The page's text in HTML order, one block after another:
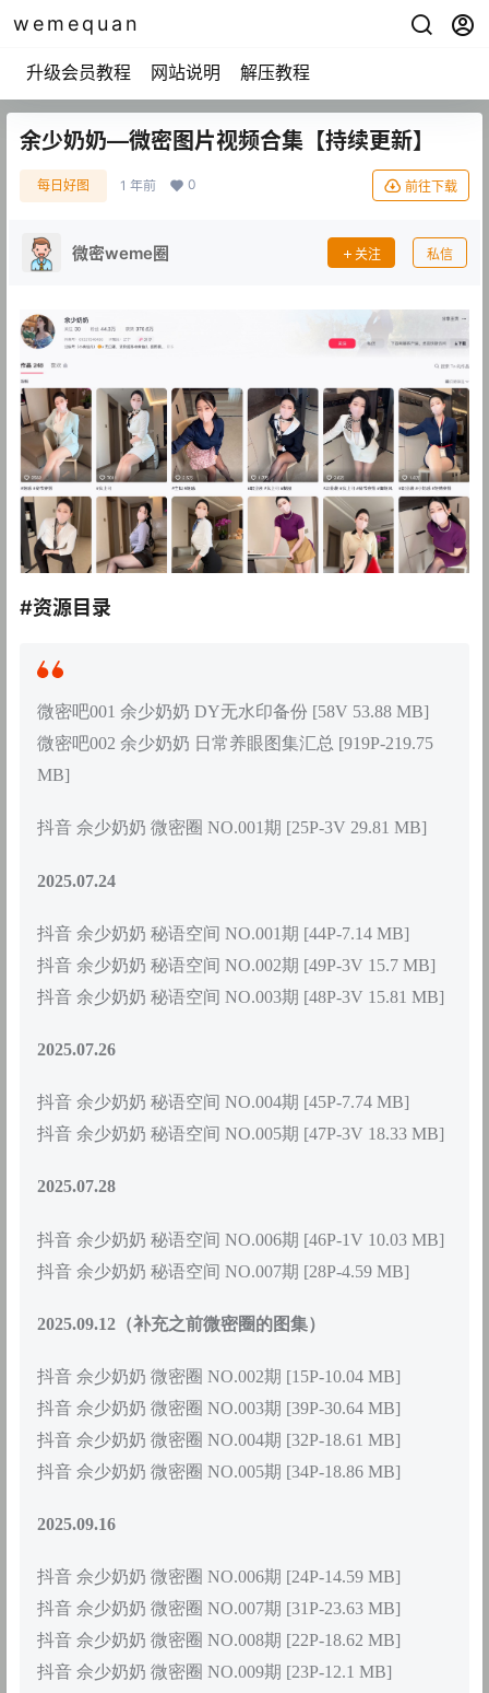
wemequan
升级会员教程 网站说明 解压教程
余少奶奶—微密图片视频合集【持续更新】
每日好图 1 年前 0 前往下载
微密weme圈 关注 私信
#资源目录
微密吧001 余少奶奶 DY无水印备份 [58V 53.88 MB]
微密吧002 余少奶奶 日常养眼图集汇总 [919P-219.75
MB]
抖音 佘少奶奶 微密圈 NO.001期 [25P-3V 29.81 MB]
2025.07.24
抖音 余少奶奶 秘语空间 NO.001期 [44P-7.14 MB]
抖音 余少奶奶 秘语空间 NO.002期 [49P-3V 15.7 MB]
抖音 余少奶奶 秘语空间 NO.003期 [48P-3V 15.81 MB]
2025.07.26
抖音 余少奶奶 秘语空间 NO.004期 [45P-7.74 MB]
抖音 余少奶奶 秘语空间 NO.005期 [47P-3V 18.33 MB]
2025.07.28
抖音 余少奶奶 秘语空间 NO.006期 [46P-1V 10.03 MB]
抖音 余少奶奶 秘语空间 NO.007期 [28P-4.59 MB]
2025.09.12（补充之前微密圈的图集）
抖音 佘少奶奶 微密圈 NO.002期 [15P-10.04 MB]
抖音 佘少奶奶 微密圈 NO.003期 [39P-30.64 MB]
抖音 佘少奶奶 微密圈 NO.004期 [32P-18.61 MB]
抖音 佘少奶奶 微密圈 NO.005期 [34P-18.86 MB]
2025.09.16
抖音 佘少奶奶 微密圈 NO.006期 [24P-14.59 MB]
抖音 佘少奶奶 微密圈 NO.007期 [31P-23.63 MB]
抖音 佘少奶奶 微密圈 NO.008期 [22P-18.62 MB]
抖音 佘少奶奶 微密圈 NO.009期 [23P-12.1 MB]